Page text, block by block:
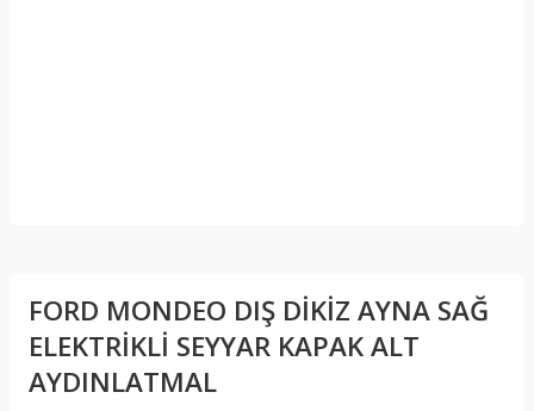
FORD MONDEO DIŞ DİKİZ AYNA SAĞ
ELEKTRİKLİ SEYYAR KAPAK ALT
AYDINLATMAL